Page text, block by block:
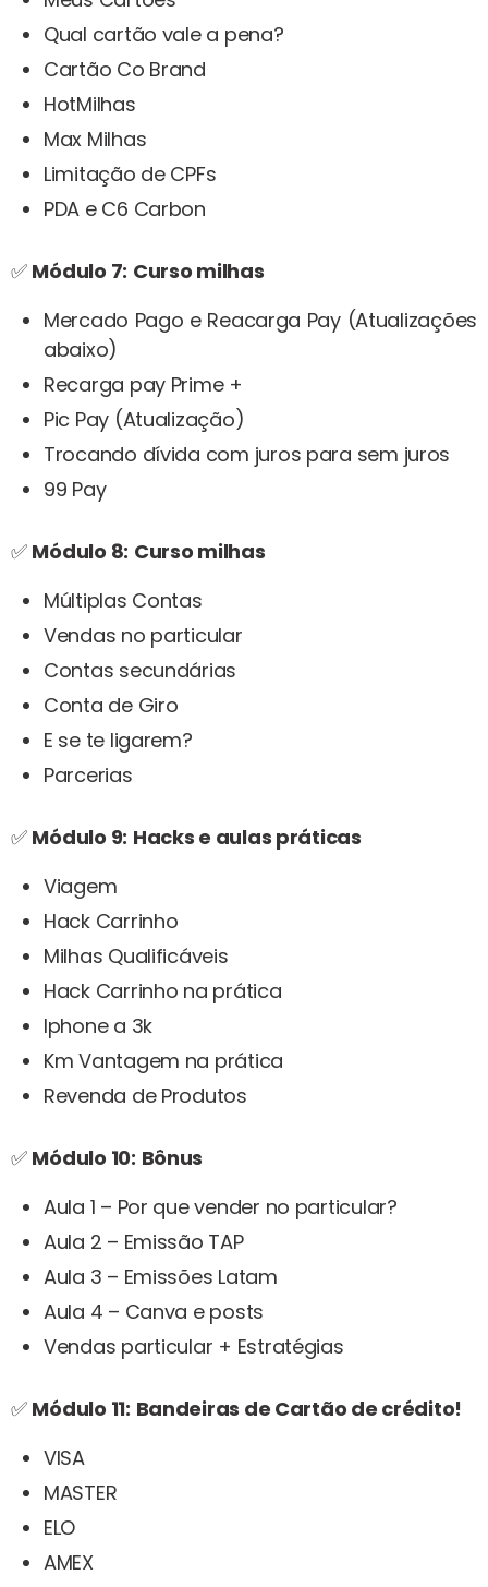
Qual cartão vale a pena?
Cartão Co Brand
HotMilhas
Max Milhas
Limitação de CPFs
PDA e C6 Carbon
✅ Módulo 7: Curso milhas
Mercado Pago e Reacarga Pay (Atualizações
abaixo)
Recarga pay Prime +
Pic Pay (Atualização)
Trocando dívida com juros para sem juros
99 Pay
✅ Módulo 8: Curso milhas
Múltiplas Contas
Vendas no particular
Contas secundárias
Conta de Giro
E se te ligarem?
Parcerias
✅ Módulo 9: Hacks e aulas práticas
Viagem
Hack Carrinho
Milhas Qualificáveis
Hack Carrinho na prática
Iphone a 3k
Km Vantagem na prática
Revenda de Produtos
✅ Módulo 10: Bônus
Aula 1 – Por que vender no particular?
Aula 2 – Emissão TAP
Aula 3 – Emissões Latam
Aula 4 – Canva e posts
Vendas particular + Estratégias
✅ Módulo 11: Bandeiras de Cartão de crédito!
VISA
MASTER
ELO
AMEX